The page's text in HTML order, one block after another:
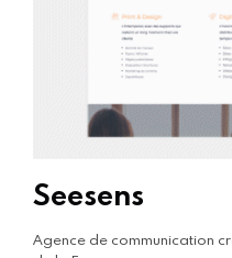
Seesens
Agence de communication